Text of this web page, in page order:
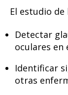
El estudio
Detectar
oculares en
Identificar
otras